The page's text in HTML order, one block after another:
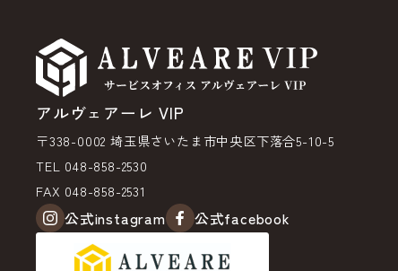
アルヴェアーレ VIP
〒338-0002 埼玉県さいたま市中央区下落合5-10-5
TEL 048-858-2530
FAX 048-858-2531
公式instagram 公式facebook